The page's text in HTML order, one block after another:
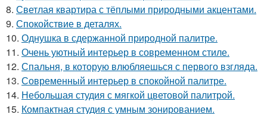
8. Светлая квартира с тёплыми природными акцентами.
9. Спокойствие в деталях.
10. Однушка в сдержанной природной палитре.
11. Очень уютный интерьер в современном стиле.
12. Спальня, в которую влюбляешься с первого взгляда.
13. Современный интерьер в спокойной палитре.
14. Небольшая студия с мягкой цветовой палитрой.
15. Компактная студия с умным зонированием.